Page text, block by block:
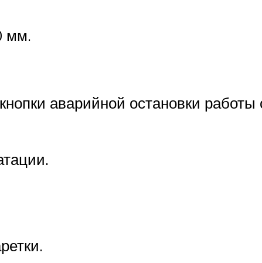
мм.
аварийной остановки работы